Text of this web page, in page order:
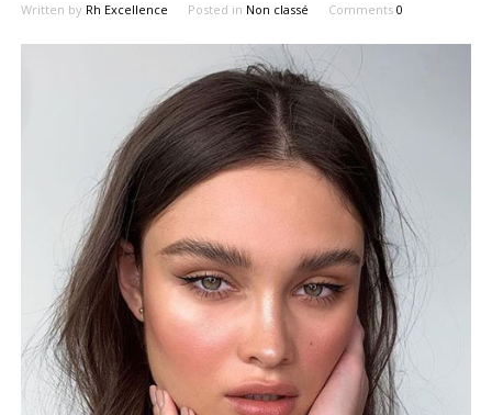
Written by Rh Excellence Posted in Non classé Comments 0